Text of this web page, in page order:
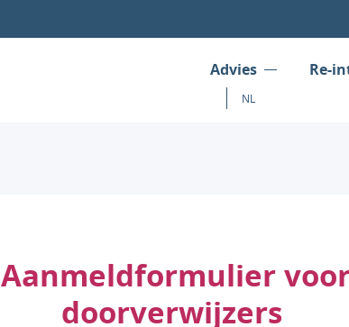
Advies Re-
NL
Aanmeldformulier
doorverwijzers